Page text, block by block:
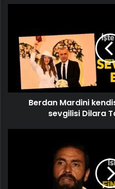
yaşça
küçük
sevgilisi
Dilara
Talay
ile
evlendiBerdan Mardini
sevgilisi Dilara